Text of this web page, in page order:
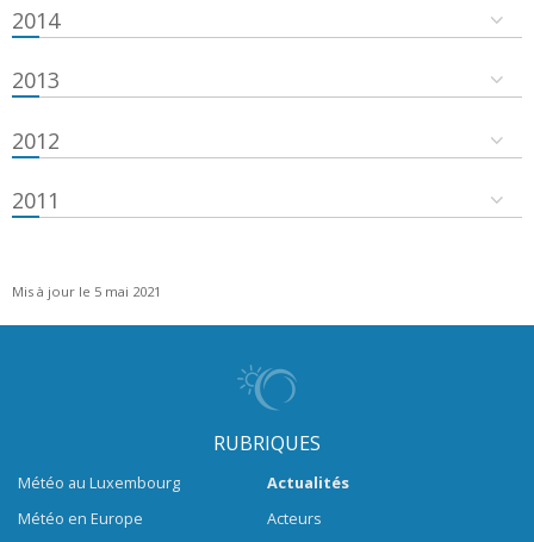
2014
2013
2012
2011
Mis à jour le 5 mai 2021
RUBRIQUES
Météo au Luxembourg
Météo en Europe
Actualités
Acteurs